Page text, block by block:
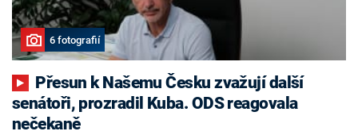
6 fotografií
senátoři, prozradil Kuba. ODS reagovala
nečekaně